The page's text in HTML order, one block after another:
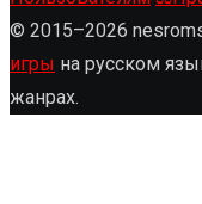
© 2015–2026
игры на русском
жанрах.